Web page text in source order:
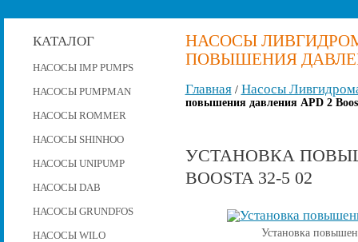
КАТАЛОГ
НАСОСЫ IMP PUMPS
НАСОСЫ PUMPMAN
НАСОСЫ ROMMER
НАСОСЫ SHINHOO
НАСОСЫ UNIPUMP
НАСОСЫ DAB
НАСОСЫ GRUNDFOS
НАСОСЫ WILO
НАСОСЫ
ПОВЫШЕНИЯ
Главная/ Насосы
повышения давления APD 2
УСТАНОВКА
BOOSTA 32-5 02
Установка